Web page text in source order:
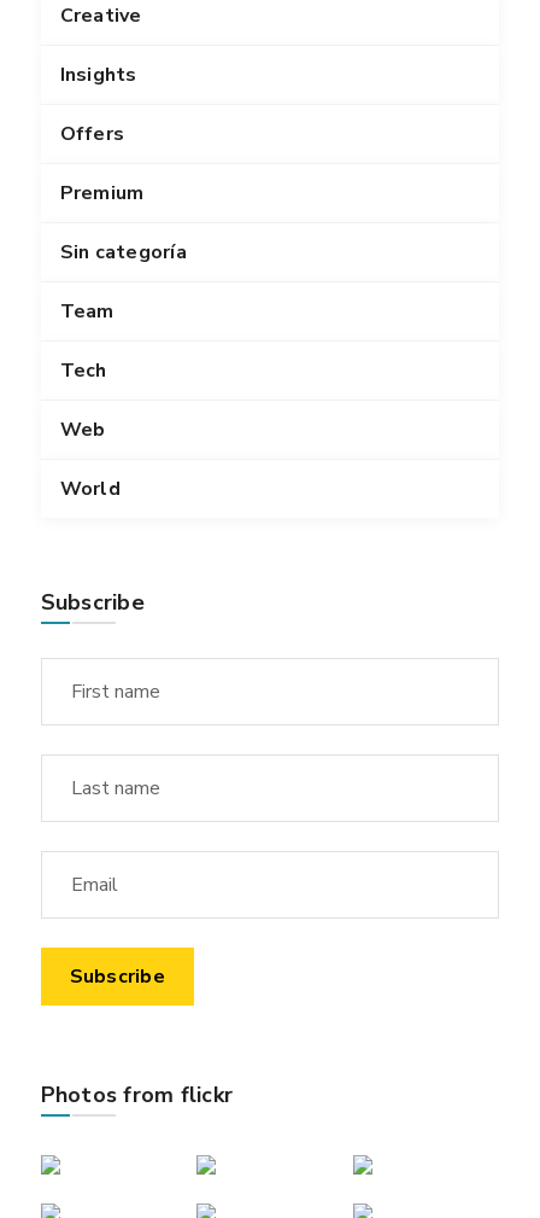
Creative
Insights
Offers
Premium
Sin categoría
Team
Tech
Web
World
Subscribe
Photos from flickr